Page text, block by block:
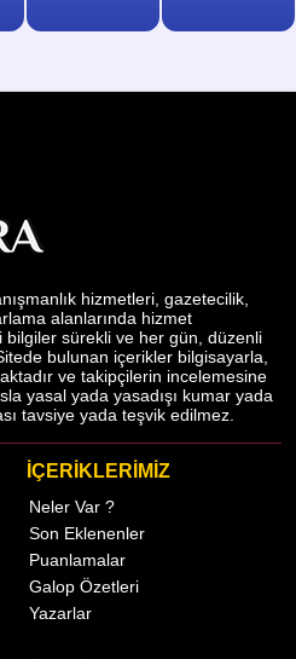
hizmetleri, gazetecilik,
alanlarında hizmet
bilgiler sürekli ve her gün, düzenli
bulunan içerikler bilgisayarla,
ve takipçilerin incelemesine
yasal yada yasadışı kumar yada
tavsiye yada teşvik edilmez.
İÇERİKLERİMİZ
Neler Var ?
Son Eklenenler
Puanlamalar
Galop Özetleri
Yazarlar